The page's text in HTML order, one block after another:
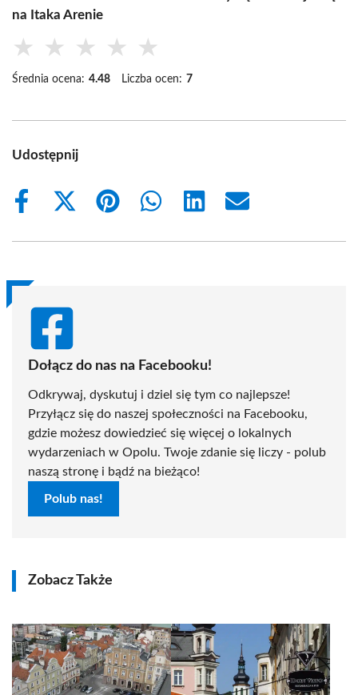
na Itaka Arenie
★ ★ ★ ★ ★
Średnia ocena: 4.48 Liczba ocen: 7
Udostępnij
Share
Share
(Twitter)
Share
Share
Share
Share
Dołącz do nas na Facebooku!
Odkrywaj, dyskutuj i dziel się tym co najlepsze!
Przyłącz się do naszej społeczności na Facebooku,
gdzie możesz dowiedzieć się więcej o lokalnych
wydarzeniach w Opolu. Twoje zdanie się liczy - polub
naszą stronę i bądź na bieżąco!
Polub nas!
Zobacz Także